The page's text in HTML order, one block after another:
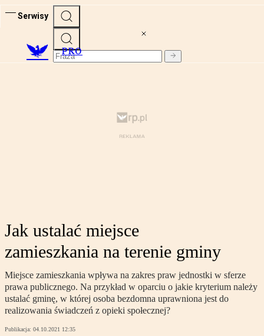
Serwisy
PRO
Jak ustalać miejsce
zamieszkania na terenie gminy
Miejsce zamieszkania wpływa na zakres praw jednostki w sferze
prawa publicznego. Na przykład w oparciu o jakie kryterium należy
ustalać gminę, w której osoba bezdomna uprawniona jest do
realizowania świadczeń z opieki społecznej?
Publikacja: 04.10.2021 12:35